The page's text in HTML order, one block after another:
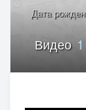
Дата
Видео1